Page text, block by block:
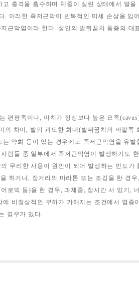
충격을 흡수하며 체중이 실린 상태에서 발을
. 이러한 족저근막이 반복적인 미세 손상을 입
근막염이라 한다. 성인의 발뒤꿈치 통증의 대
편평족이나, 아치가 정상보다 높은 요족
의 차이, 발의 과도한 회내(발뒤꿈치의 바깥쪽
약화 등이 있는 경우에도 족저근막염을 유발
람들 중 일부에서 족저근막염이 발생하기도
무리한 사용이 원인이 되어 발생하는 빈도가
하거나, 장거리의 마라톤 또는 조깅을 한 경우
로빅 등)을 한 경우, 과체중, 장시간 서 있기,
비정상적인 부하가 가해지는 조건에서 염증
경우가 있다.